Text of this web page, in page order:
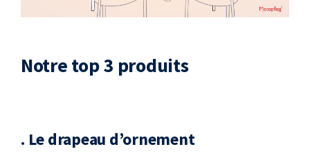
Notre top 3 produits
. Le drapeau d’ornement